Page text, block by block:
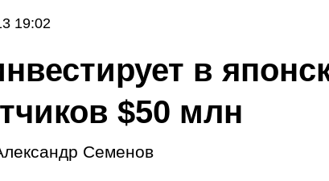
19:02
в
$50 млн
Семенов